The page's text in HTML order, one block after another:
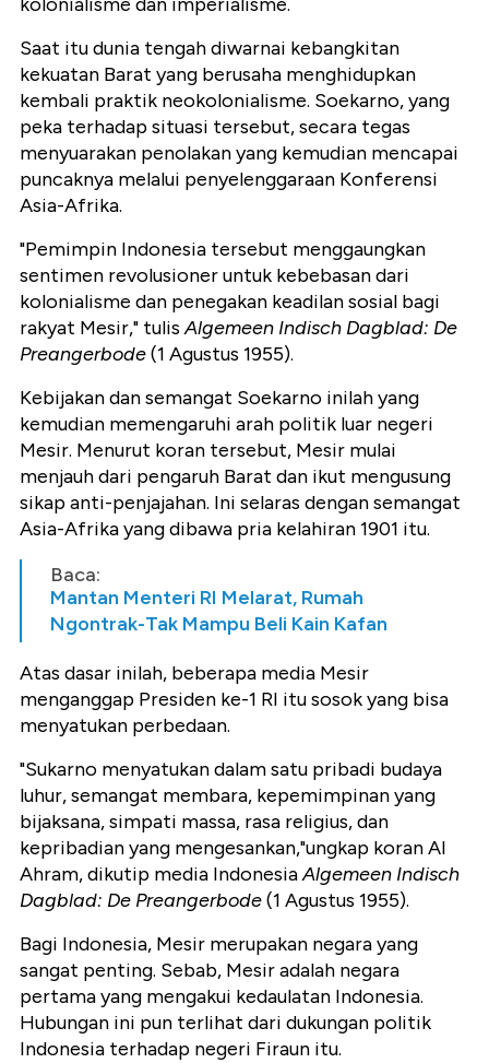
Saat itu dunia tengah diwarnai kebangkitan
kekuatan Barat yang berusaha menghidupkan
kembali praktik neokolonialisme. Soekarno, yang
peka terhadap situasi tersebut, secara tegas
menyuarakan penolakan yang kemudian mencapai
puncaknya melalui penyelenggaraan Konferensi
Asia-Afrika.
"Pemimpin Indonesia tersebut menggaungkan
sentimen revolusioner untuk kebebasan dari
kolonialisme dan penegakan keadilan sosial bagi
rakyat Mesir," tulisAlgemeen Indisch Dagblad: De
Preangerbode(1 Agustus 1955).
Kebijakan dan semangat Soekarno inilah yang
kemudian memengaruhi arah politik luar negeri
Mesir. Menurut koran tersebut, Mesir mulai
menjauh dari pengaruh Barat dan ikut mengusung
sikap anti-penjajahan. Ini selaras dengan semangat
Asia-Afrika yang dibawa pria kelahiran 1901 itu.
Baca:
Mantan Menteri RI Melarat, Rumah
Ngontrak-Tak Mampu Beli Kain Kafan
Atas dasar inilah, beberapa media Mesir
menganggap Presiden ke-1 RI itu sosok yang bisa
menyatukan perbedaan.
"Sukarno menyatukan dalam satu pribadi budaya
luhur, semangat membara, kepemimpinan yang
bijaksana, simpati massa, rasa religius, dan
kepribadian yang mengesankan,"ungkap koran Al
Ahram, dikutip media IndonesiaAlgemeen Indisch
Dagblad: De Preangerbode(1 Agustus 1955).
Bagi Indonesia, Mesir merupakan negara yang
sangat penting. Sebab, Mesir adalah negara
pertama yang mengakui kedaulatan Indonesia.
Hubungan ini pun terlihat dari dukungan politik
Indonesia terhadap negeri Firaun itu.